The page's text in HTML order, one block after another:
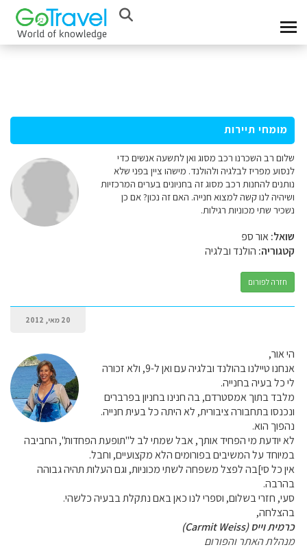
מומחי תיירות
שלום רב השכרנו רכב מסוג ואן לתשעה אנשים כדי
לנסוע מפריז לבלגיה ולהולנד. מישהו ציין בפני שלא
נותנים להחנות רכב מסוג זה בחניונים בערים המרכזיות
ושיהיה לנו קשה למצוא חנייה. האם זה נכון? אם כן
נשכיר שתי מכוניות רגילות.
שואל:אור ספ
קטגוריה: הולנד ובלגיה
חזרה לפורום
20 מאי, 2012
הי אור,
אנחנו טיילנו בהולנד ובלגיה עם ואן ל-9, ולא זכורה
לי כל בעיה בחנייה.
מלבד בתוך אמסטרדם, בה חנינו בחניון בפרברים
ונכנסו בתחבורה ציבורית, לא היתה כל בעית חנייה.
נהפוך הוא.
לא יודעת מי הפחיד אותך, אבל שמתי לב ל"תופעת הפחדות", החביבה
במיוחד על המשיבים בפורומים הלא מקצועיים, וחבל.
אין כל סי]בה לפצל משפחה לשתי מכוניות, וגם העלות תהיה גבוהה
בהרבה.
סעי, חזרי בשלום, וספרי לנו כאן באם נתקלת בבעיה כלשהי.
בהצלחה,
כרמית וייס (Carmit Weiss)
מנהלת האתר והפורום